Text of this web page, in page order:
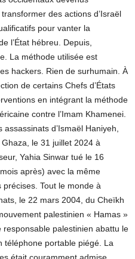
des actions d’Israël
pour vanter la
l’État hébreu. Depuis,
La méthode utilisée est
hackers. Rien de surhumain. À
de certains Chefs d’États
en intégrant la méthode
contre l’Imam Khamenei.
d’Ismaël Haniyeh,
le 31 juillet 2024 à
Yahia Sinwar tué le 16
après) avec la même
Tout le monde à
le 22 mars 2004, du Cheïkh
palestinien « Hamas »
responsable palestinien abattu le
téléphone portable piégé. La